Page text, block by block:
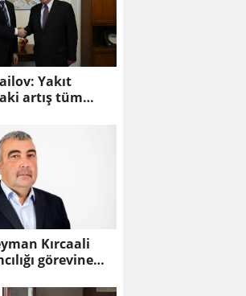
Yakıt
artış tüm
Kırcaali
görevine